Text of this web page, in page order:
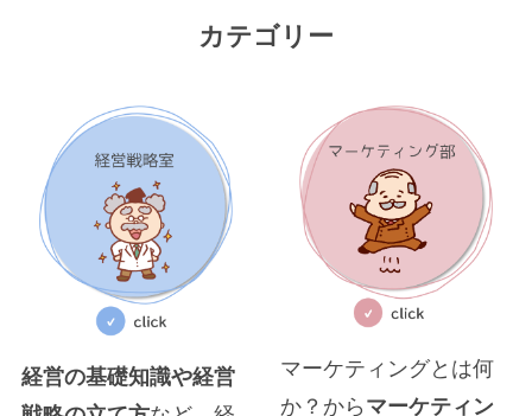
カテゴリー
経営の基礎知識や経営
マーケティングとは何
か？から マーケティン